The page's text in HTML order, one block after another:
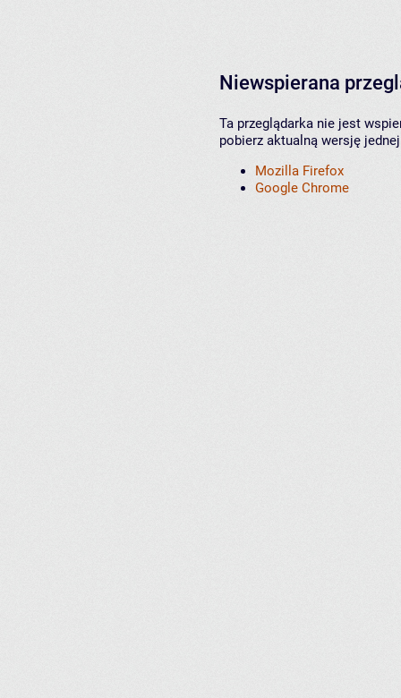
Niewspierana
Ta przeglądarka nie jest
pobierz aktualną wersję
Mozilla Firefox
Google Chrome